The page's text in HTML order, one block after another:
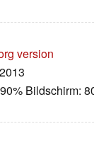
version
Bildschirm: